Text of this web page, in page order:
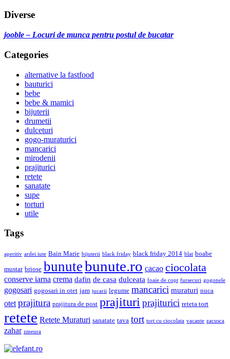
Diverse
jooble – Locuri de munca pentru postul de bucatar
Categories
alternative la fastfood
bauturici
bebe
bebe & mamici
bijuterii
drumetii
dulceturi
gogo-muraturici
mancarici
mirodenii
prajiturici
retete
sanatate
supe
torturi
utile
Tags
aperitiv ardei iute Bain Marie bijuterii black friday black friday 2014 blat boabe
mustar briose bunutebunute.ro cacao ciocolata
conserve iarna crema dafin de casa dulceata foaie de copt fursecuri gogonele
gogosari gogosari in otet jam jucarii legume mancarici muraturi nuca
otet prajitura prajitura de post prajituri prajiturici reteta tort
retete Retete Muraturi sanatate tava tort tort cu ciocolata vacante zacusca
zahar zmeura